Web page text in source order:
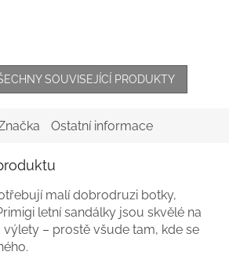
SOUVISEJÍCÍ PRODUKTY
Ostatní informace
malí dobrodruzi botky,
letní sandálky jsou skvělé na
výlety – prostě všude tam, kde se